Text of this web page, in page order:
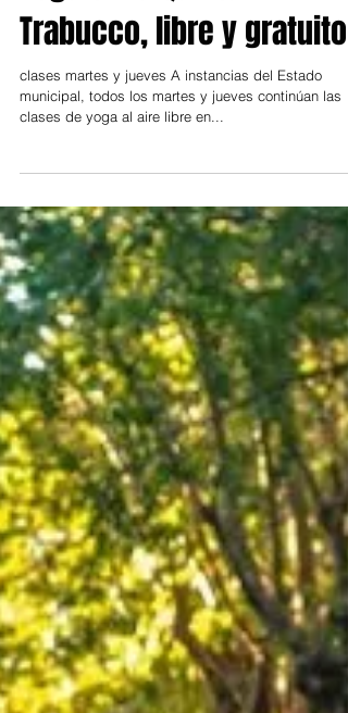
Yoga en la Quinta
Trabucco, libre y gratuito
clases martes y jueves A instancias del Estado